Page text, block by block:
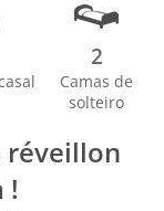
2
Camas de
solteiro
réveillon
!